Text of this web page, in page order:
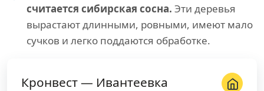
считается сибирская сосна. Эти деревья
вырастают длинными, ровными, имеют мало
сучков и легко поддаются обработке.
Кронвест — Ивантеевка